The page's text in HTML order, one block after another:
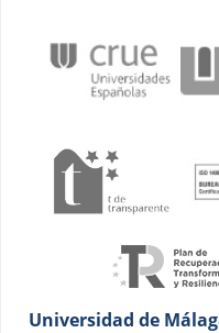
Universidad de